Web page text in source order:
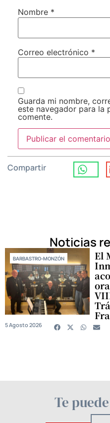
Nombre *
Correo electrónico *
Guarda mi nombre,
este navegador para la
comente.
Compartir
Noticias
BARBASTRO-MONZÓN El
5 Agosto 2026
Te